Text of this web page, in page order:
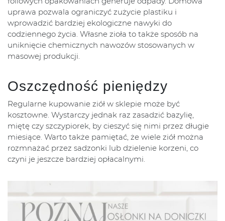
uprawa pozwala ograniczyć zużycie plastiku i
wprowadzić bardziej ekologiczne nawyki do
codziennego życia. Własne zioła to także sposób na
uniknięcie chemicznych nawozów stosowanych w
masowej produkcji.
Oszczędność pieniędzy
Regularne kupowanie ziół w sklepie może być
kosztowne. Wystarczy jednak raz zasadzić bazylię,
miętę czy szczypiorek, by cieszyć się nimi przez długie
miesiące. Warto także pamiętać, że wiele ziół można
rozmnażać przez sadzonki lub dzielenie korzeni, co
czyni je jeszcze bardziej opłacalnymi.